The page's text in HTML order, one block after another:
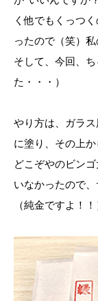
く他でもくっつ
ったので（笑）
そして、今回、
た・・・）
やり方は、ガラ
に塗り、その上
どこぞやのビン
いなかったので
（純金ですよ！！